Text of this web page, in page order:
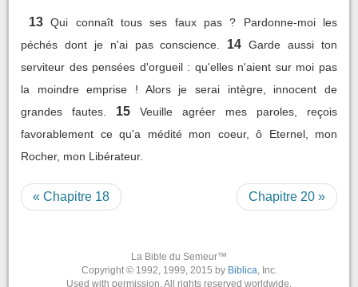
13 Qui connaît tous ses faux pas ? Pardonne-moi les
péchés dont je n'ai pas conscience.
14 Garde aussi ton
serviteur des pensées d'orgueil : qu'elles n'aient sur moi pas
la moindre emprise ! Alors je serai intègre, innocent de
grandes fautes.
15
Veuille agréer mes paroles, reçois
favorablement ce qu'a médité mon coeur, ô Eternel, mon
Rocher, mon Libérateur.
« Chapitre 18 Chapitre 20 »
La Bible du Semeur™
Copyright © 1992, 1999, 2015 by Biblica, Inc.
Used with permission. All rights reserved worldwide.